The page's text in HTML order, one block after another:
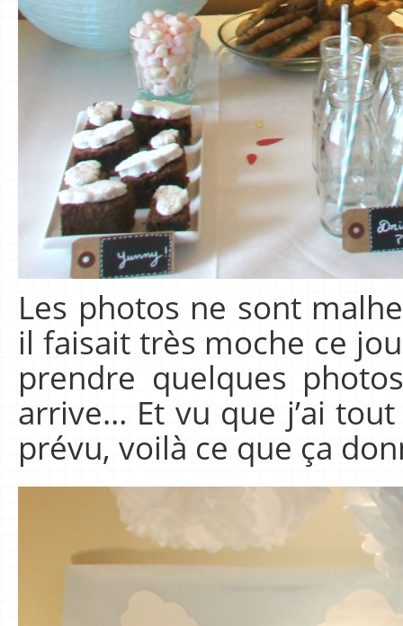
Les photos ne sont
il faisait très moche ce
prendre quelques
arrive… Et vu que j’ai
prévu, voilà ce que ça